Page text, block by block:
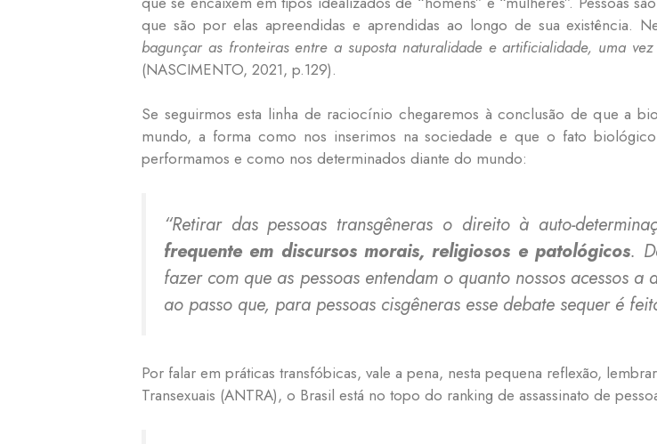
que são por elas apreendidas e aprendidas ao longo de sua existência.
bagunçar as fronteiras entre a suposta naturalidade e artificialidade, uma
(NASCIMENTO, 2021, p.129).
Se seguirmos esta linha de raciocínio chegaremos à conclusão de que a
mundo, a forma como nos inserimos na sociedade e que o fato
performamos e como nos determinados diante do mundo:
“Retirar das pessoas transgêneras o direito à auto-
frequente em discursos morais, religiosos e patológicos.
fazer com que as pessoas entendam o quanto nossos acessos
ao passo que, para pessoas cisgêneras esse debate sequer é
Por falar em práticas transfóbicas, vale a pena, nesta pequena reflexão,
Transexuais (ANTRA), o Brasil está no topo do ranking de assassinato de